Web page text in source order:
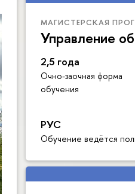
МАГИСТЕРСКАЯ
Управление
2,5 года
Очно-заочная форма
обучения
РУС
Обучение ведётся